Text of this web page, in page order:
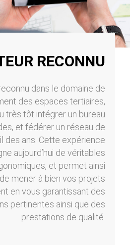
RECONNU
dans le domaine de
des espaces tertiaires,
très tôt intégrer un bureau
et fédérer un réseau de
des ans. Cette expérience
aujourd’hui de véritables
et permet ainsi
de mener à bien vos projets
en vous garantissant des
pertinentes ainsi que des
prestations de qualité.